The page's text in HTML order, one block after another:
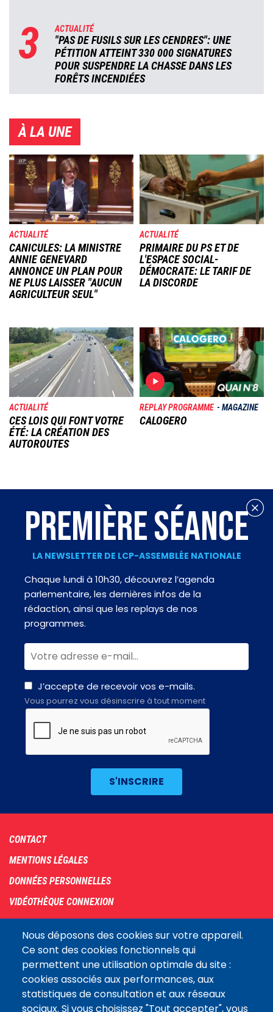
3 ACTUALITÉ
"PAS DE FUSILS SUR LES CENDRES": UNE
PÉTITION ATTEINT 330 000 SIGNATURES
POUR SUSPENDRE LA CHASSE DANS LES
FORÊTS INCENDIÉES
À LA UNE
Image
ACTUALITÉ
CANICULES: LA MINISTRE
ANNIE GENEVARD
ANNONCE UN PLAN POUR
NE PLUS LAISSER "AUCUN
AGRICULTEUR SEUL"
Image
ACTUALITÉ
PRIMAIRE DU PS ET DE
L'ESPACE SOCIAL-
DÉMOCRATE: LE TARIF DE
LA DISCORDE
Image
ACTUALITÉ
CES LOIS QUI FONT VOTRE
ÉTÉ: LA CRÉATION DES
AUTOROUTES
Image
REPLAY PROGRAMME MAGAZINE
CALOGERO
Nous déposons des cookies sur votre appareil.
Ce sont des cookies fonctionnels qui
permettent une utilisation optimale du site :
cookies associés aux performances, aux
statistiques de consultation et aux réseaux
sociaux. Si vous choisissez "Tout accepter", vous
PREMIÈRE SÉANCE
LA NEWSLETTER DE LCP-ASSEMBLÉE NATIONALE
Chaque lundi à 10h30, découvrez l’agenda
parlementaire, les dernières infos de la
rédaction, ainsi que les replays de nos
programmes.
J’accepte de recevoir vos e-mails.
Vous pourrez vous désinscrire à tout moment
Footer
menu
CONTACT
MENTIONS LÉGALES
DONNÉES PERSONNELLES
VIDÉOTHÈQUE CONNEXION
COOKIES
Assemblée
nationaleLE SITE DE L’ASSEMBLÉE NATIONALE